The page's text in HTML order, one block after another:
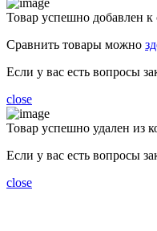
Товар успешно добавлен
Сравнить товары можно
Если у вас есть вопросы
close
Товар успешно удален из
Если у вас есть вопросы
close